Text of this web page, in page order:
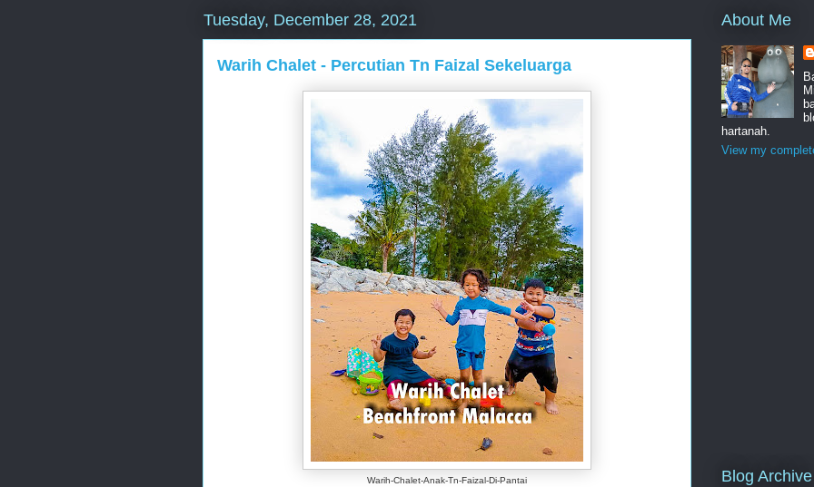
Tuesday, December 28, 2021
Warih Chalet - Percutian Tn Faizal Sekeluarga
Warih-Chalet-Anak-Tn-Faizal-Di-Pantai
About Me
hartanah.
View my
Blog Archive